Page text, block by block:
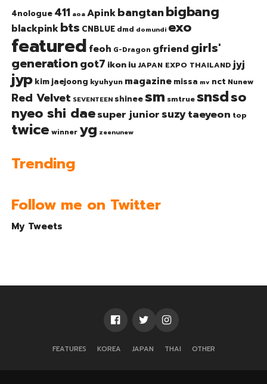
4nologue 411 aoa Apinkbangtanbigbang
blackpinkbts CNBLUE dmd domundi exo
featured feoh G-Dragon gfriend girls'
generationgot7 ikoniu JAPAN EXPO THAILAND jyj
jyp kim jaejoong kyuhyun magazine missa mv nct Nunew
Red Velvet SEVENTEEN shinee sm smtrue snsdso
nyeo shi daesuper junior suzytaeyeon top
twice winner yg zeenunew
Trending
Follow me on Twitter
My Tweets
FEATURES KOREA JAPAN THAI OTHER